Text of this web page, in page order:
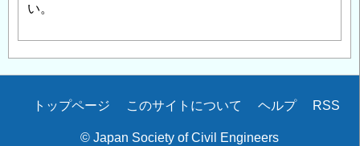
い。
Secondary
トップページ このサイトについて ヘルプ RSS
© Japan Society of Civil Engineers